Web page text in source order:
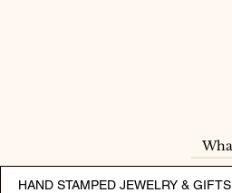
HAND STAMPED JEWELRY & GIFTS